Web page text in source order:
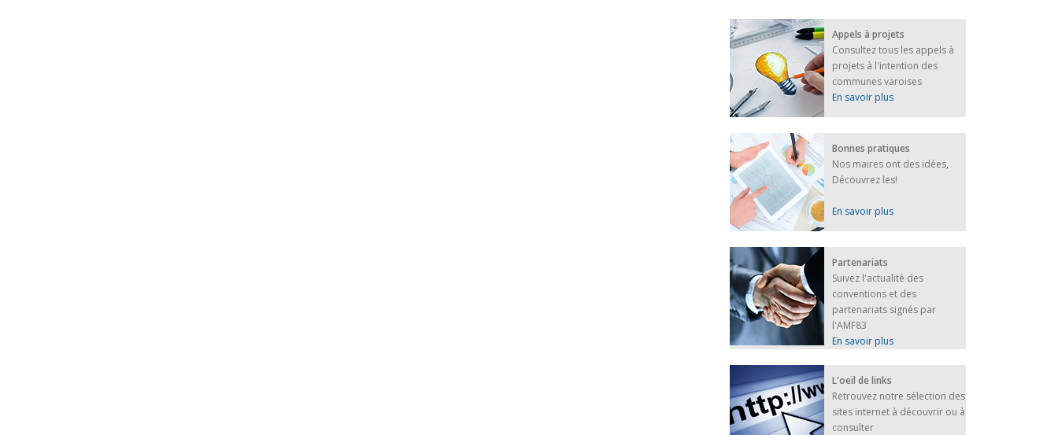
FEUILLETER
FRANÇAIS/UKRAINIEN
25 avril 2022
Afin
d’accompagner
au mieux les
réfugiés
ukrainiens arrivés
en France,...
FEUILLETER
Appels à projets
Consultez tous les appels à
projets à l'intention des
communes varoises
En savoir plus
Bonnes pratiques
Nos maires ont des idées,
Découvrez les!
En savoir plus
Partenariats
Suivez l'actualité des
conventions et des
partenariats signés par
l'AMF83
En savoir plus
L'oeil de links
Retrouvez notre sélection des
sites internet à découvrir ou à
consulter